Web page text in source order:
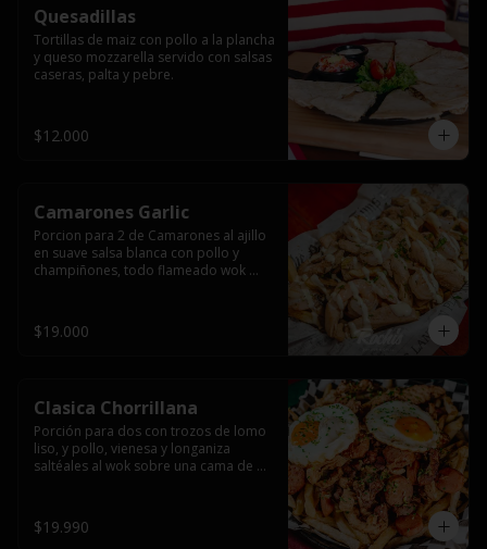
Quesadillas
Tortillas de maiz con pollo a la plancha
y queso mozzarella servido con salsas
caseras, palta y pebre.
$12.000
Camarones Garlic
Porcion para 2 de Camarones al ajillo
en suave salsa blanca con pollo y
champiñones, todo flameado wok
$19.000
Clasica Chorrillana
Porción para dos con trozos de lomo
liso, y pollo, vienesa y longaniza
saltéales al wok sobre una cama de
$19.990